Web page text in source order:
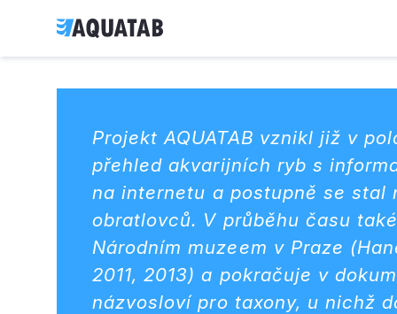
Projekt AQUATAB vznikl již v
přehled akvarijních ryb s
na internetu a postupně se
obratlovců. V průběhu času
Národním muzeem v Praze
2011, 2013) a pokračuje v
názvosloví pro taxony, u nichž